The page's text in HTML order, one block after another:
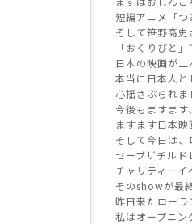
短編アニメ「つ
そして笹野高
「おくりびと
日本の映画が二
本当に日本人と
心揺さぶられま
今後もますます、
ますます日本映
そして今日は、
セーブザチルド
チャリティーイ
そのshowが最
昨日来たローラ
私はオープニン